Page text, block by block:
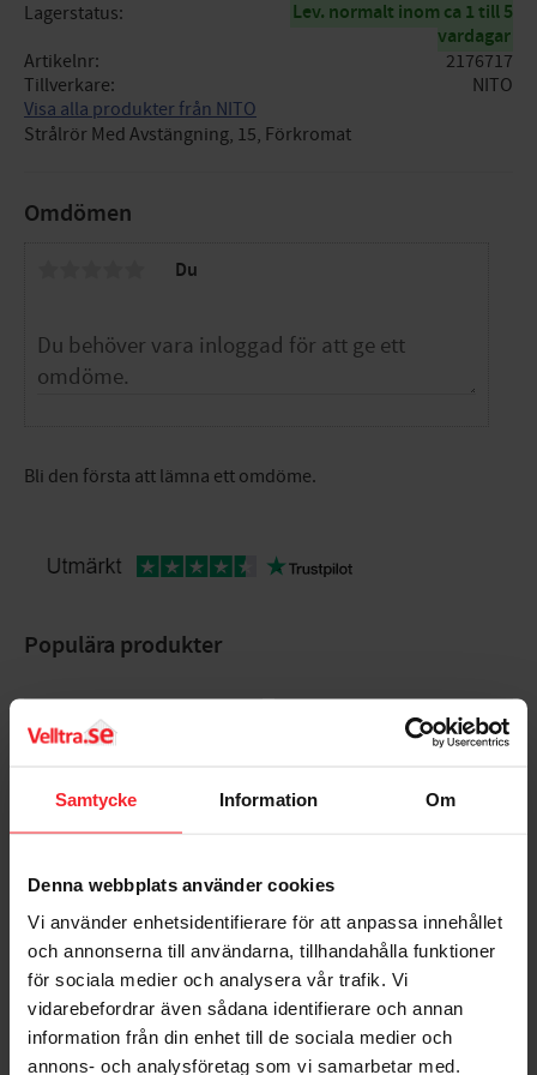
Samtycke Information Om
Denna webbplats använder cookies
Vi använder enhetsidentifierare för att anpassa innehållet
och annonserna till användarna, tillhandahålla funktioner
för sociala medier och analysera vår trafik. Vi
vidarebefordrar även sådana identifierare och annan
information från din enhet till de sociala medier och
annons- och analysföretag som vi samarbetar med.
Lagerstatus
Lev. normalt inom ca 1 till 5
vardagar
Artikelnr
2176717
Tillverkare
NITO
Visa alla produkter från NITO
Strålrör Med Avstängning, 15, Förkromat
Omdömen
Du
Bli den första att lämna ett omdöme.
Populära produkter
Takpanna Palema 2-
kupig Candor Benders
003983062
15KR
Trägolv Massiv Furu
Modern Extra Vit,
Baseco
BA32272